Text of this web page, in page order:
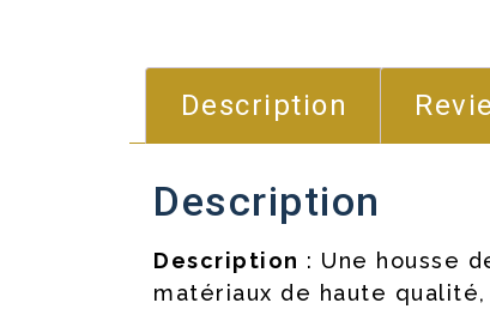
Description
Description
Description : Une housse
matériaux de haute